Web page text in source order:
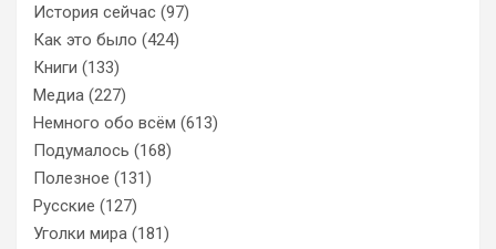
История сейчас (97)
Как это было (424)
Книги (133)
Медиа (227)
Немного обо всём (613)
Подумалось (168)
Полезное (131)
Русские (127)
Уголки мира (181)